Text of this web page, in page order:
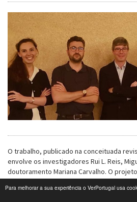
Para melhorar a sua experiência o VerPortugal usa
Electrónica e Informática
Saúde
Banca e Seguros
Moda e Design
Cinema
Multimédia
Sugestões
O trabalho, publicado na conceituada
envolve os investigadores Rui L. Reis,
doutoramento Mariana Carvalho. O
importante no uso da nanomedicina de
personalizado do cancro colorretal”.